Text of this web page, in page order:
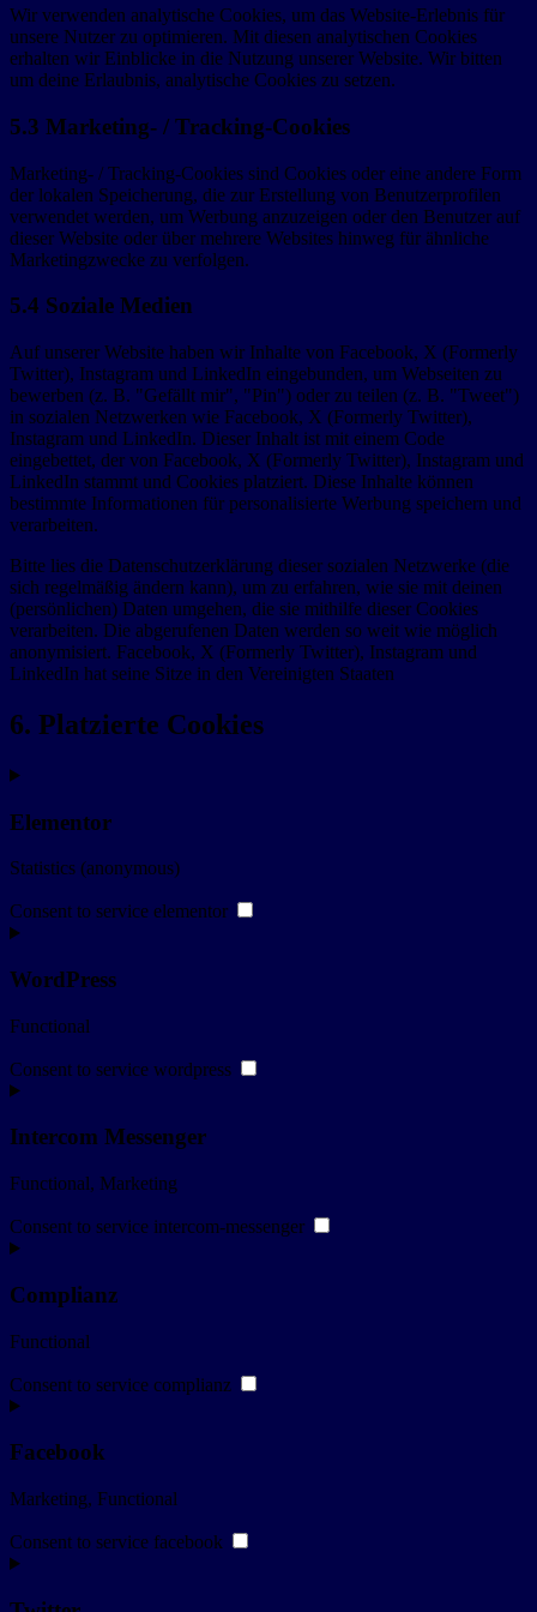
Wir verwenden analytische Cookies, um das Website-Erlebnis für
unsere Nutzer zu optimieren. Mit diesen analytischen Cookies
erhalten wir Einblicke in die Nutzung unserer Website. Wir bitten
um deine Erlaubnis, analytische Cookies zu setzen.
5.3 Marketing- / Tracking-Cookies
Marketing- / Tracking-Cookies sind Cookies oder eine andere Form
der lokalen Speicherung, die zur Erstellung von Benutzerprofilen
verwendet werden, um Werbung anzuzeigen oder den Benutzer auf
dieser Website oder über mehrere Websites hinweg für ähnliche
Marketingzwecke zu verfolgen.
5.4 Soziale Medien
Auf unserer Website haben wir Inhalte von Facebook, X (Formerly
Twitter), Instagram und LinkedIn eingebunden, um Webseiten zu
bewerben (z. B. "Gefällt mir", "Pin") oder zu teilen (z. B. "Tweet")
in sozialen Netzwerken wie Facebook, X (Formerly Twitter),
Instagram und LinkedIn. Dieser Inhalt ist mit einem Code
eingebettet, der von Facebook, X (Formerly Twitter), Instagram und
LinkedIn stammt und Cookies platziert. Diese Inhalte können
bestimmte Informationen für personalisierte Werbung speichern und
verarbeiten.
Bitte lies die Datenschutzerklärung dieser sozialen Netzwerke (die
sich regelmäßig ändern kann), um zu erfahren, wie sie mit deinen
(persönlichen) Daten umgehen, die sie mithilfe dieser Cookies
verarbeiten. Die abgerufenen Daten werden so weit wie möglich
anonymisiert. Facebook, X (Formerly Twitter), Instagram und
LinkedIn hat seine Sitze in den Vereinigten Staaten
6. Platzierte Cookies
Elementor
Statistics (anonymous)
Consent to service elementor
WordPress
Functional
Consent to service wordpress
Intercom Messenger
Functional, Marketing
Consent to service intercom-messenger
Complianz
Functional
Consent to service complianz
Facebook
Marketing, Functional
Consent to service facebook